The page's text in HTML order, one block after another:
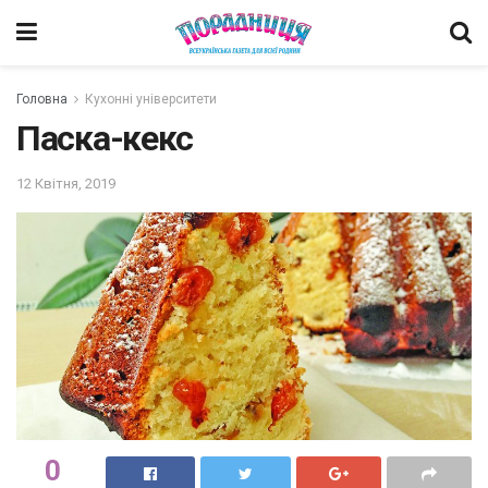
Головна Кухонні університети
Паска-кекс
12 Квітня, 2019
0